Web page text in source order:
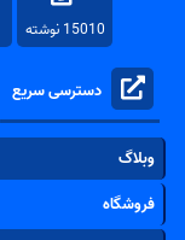
15010 نوشته
دسترسی سریع
وبلاگ
فروشگاه